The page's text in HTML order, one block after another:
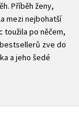
Příběh ženy,
mezi nejbohatší
toužila po něčem,
zve do
a jeho šedé